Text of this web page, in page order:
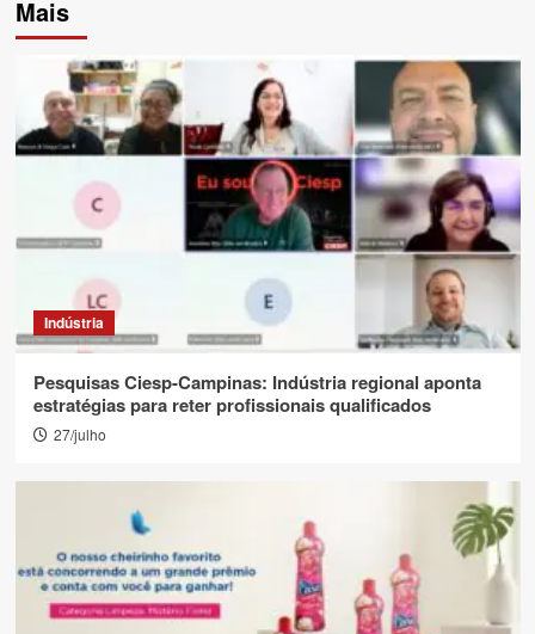
Mais
Indústria
Pesquisas Ciesp-Campinas: Indústria regional aponta
estratégias para reter profissionais qualificados
27/julho